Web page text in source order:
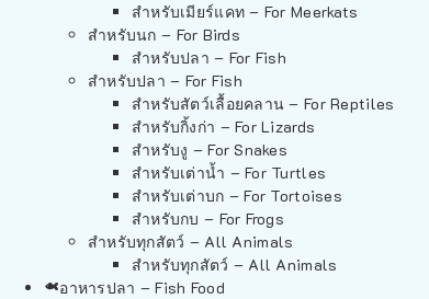
สำหรับเมียร์แคท – For Meerkats
สำหรับนก – For Birds
สำหรับปลา – For Fish
สำหรับปลา – For Fish
สำหรับสัตว์เลื้อยคลาน – For Reptiles
สำหรับกิ้งก่า – For Lizards
สำหรับงู – For Snakes
สำหรับเต่าน้ำ – For Turtles
สำหรับเต่าบก – For Tortoises
สำหรับกบ – For Frogs
สำหรับทุกสัตว์ – All Animals
สำหรับทุกสัตว์ – All Animals
อาหารปลา – Fish Food